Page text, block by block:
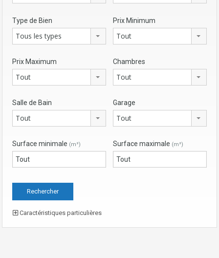
Type de Bien
Tous les types
Prix Minimum
Tout
Prix Maximum
Tout
Chambres
Tout
Salle de Bain
Tout
Garage
Tout
Surface minimale (m²) Surface maximale (m²)
Caractéristiques particulières